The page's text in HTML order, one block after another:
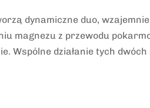
dynamiczne duo,
magnezu z przewodu
Wspólne działanie tych dwóch